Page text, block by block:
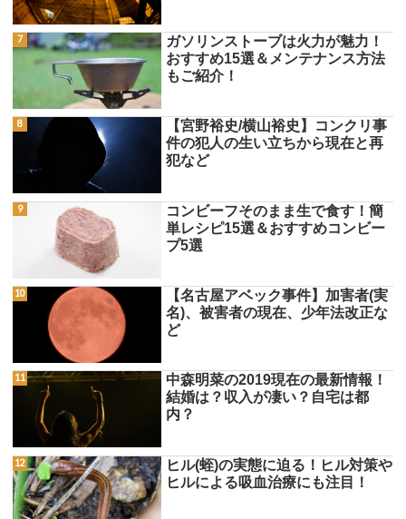
ガソリンストーブは火力が魅力！
おすすめ15選＆メンテナンス方法
もご紹介！
【宮野裕史/横山裕史】コンクリ事
件の犯人の生い立ちから現在と再
犯など
コンビーフそのまま生で食す！簡
単レシピ15選＆おすすめコンビー
プ5選
【名古屋アベック事件】加害者(実
名)、被害者の現在、少年法改正な
ど
中森明菜の2019現在の最新情報！
結婚は？収入が凄い？自宅は都
内？
ヒル(蛭)の実態に迫る！ヒル対策や
ヒルによる吸血治療にも注目！